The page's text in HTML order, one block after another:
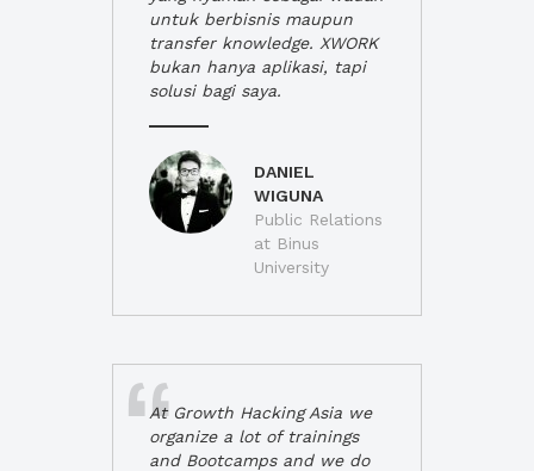
untuk berbisnis maupun
transfer knowledge. XWORK
bukan hanya aplikasi, tapi
solusi bagi saya.
DANIEL
WIGUNA
Public Relations
at Binus
University
At Growth Hacking Asia we
organize a lot of trainings
and Bootcamps and we do